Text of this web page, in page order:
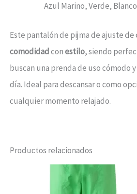
Azul Marino, Verde,
Este pantalón de pijma de ajuste de
comodidadconestilo, siendo
buscan una prenda de uso cómodo
día. Ideal para descansar o como
cualquier momento relajado.
Productos relacionados